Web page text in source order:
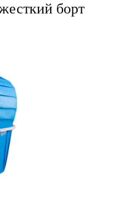
борт